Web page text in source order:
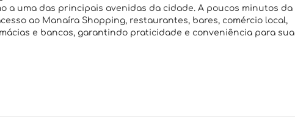
a uma das principais avenidas da cidade. A poucos minutos da
ao Manaíra Shopping, restaurantes, bares, comércio local,
e bancos, garantindo praticidade e conveniência para sua